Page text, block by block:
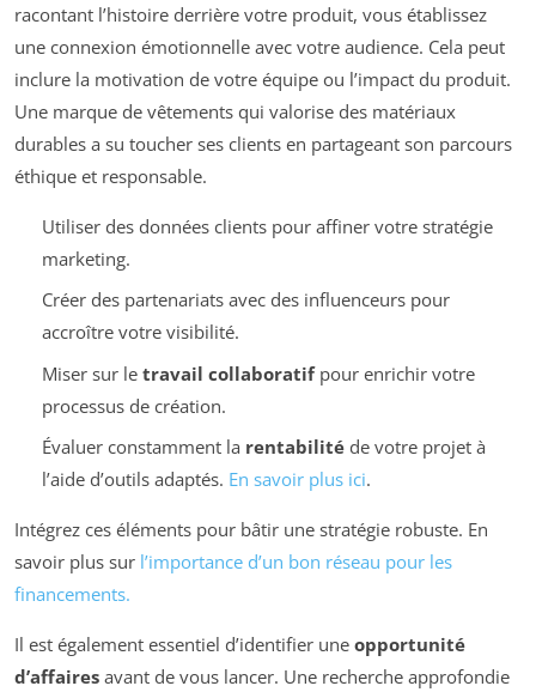
racontant l’histoire derrière votre produit, vous établissez
une connexion émotionnelle avec votre audience. Cela peut
inclure la motivation de votre équipe ou l’impact du produit.
Une marque de vêtements qui valorise des matériaux
durables a su toucher ses clients en partageant son parcours
éthique et responsable.
Utiliser des données clients pour affiner votre stratégie
marketing.
Créer des partenariats avec des influenceurs pour
accroître votre visibilité.
Miser sur le travail collaboratifpour enrichir votre
processus de création.
Évaluer constamment la rentabilitéde votre projet à
l’aide d’outils adaptés. En savoir plus ici.
Intégrez ces éléments pour bâtir une stratégie robuste. En
savoir plus sur l’importance d’un bon réseau pour les
financements.
Il est également essentiel d’identifier une opportunité
d’affaires avant de vous lancer. Une recherche approfondie